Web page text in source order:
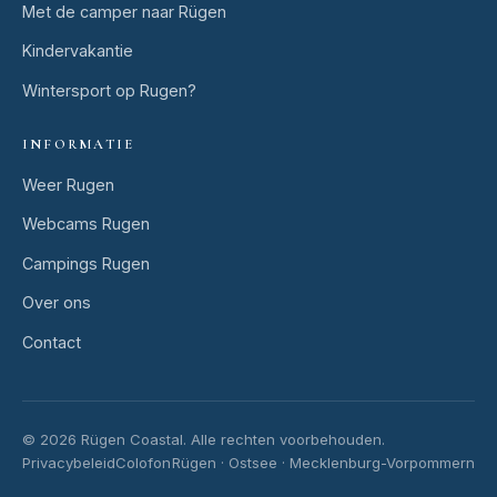
Met de camper naar Rügen
Kindervakantie
Wintersport op Rugen?
INFORMATIE
Weer Rugen
Webcams Rugen
Campings Rugen
Over ons
Contact
© 2026 Rügen Coastal. Alle rechten voorbehouden.
PrivacybeleidColofonRügen · Ostsee · Mecklenburg-Vorpommern